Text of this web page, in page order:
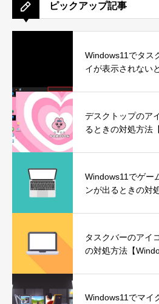
ピックアップ記事
Windows11でタス
イが表示されない
デスクトップのア
るときの対処方法
Windows11でゲー
ンが出るときの対
タスクバーのアイ
の対処方法【
Windows11でマイ